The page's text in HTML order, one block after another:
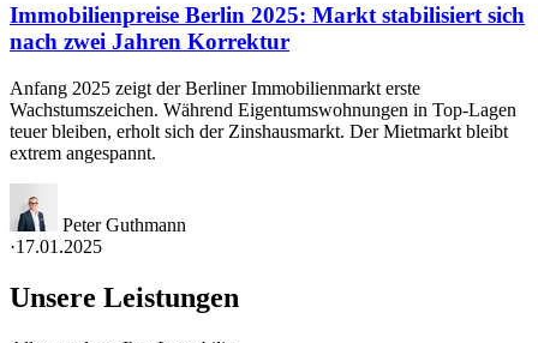
Immobilienpreise Berlin 2025: Markt stabilisiert sich
nach zwei Jahren Korrektur
Anfang 2025 zeigt der Berliner Immobilienmarkt erste
Wachstumszeichen. Während Eigentumswohnungen in Top-Lagen
teuer bleiben, erholt sich der Zinshausmarkt. Der Mietmarkt bleibt
extrem angespannt.
Peter Guthmann
·17.01.2025
Unsere Leistungen